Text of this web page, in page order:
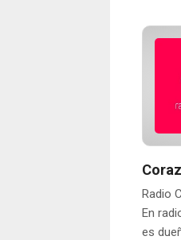
Radio
En
es